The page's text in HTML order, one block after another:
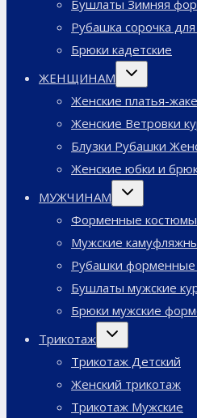
Бушлаты Зимняя
Рубашка сорочка
Брюки кадетские
ЖЕНЩИНАМ
Переключить
дочернее
Женские платья-
Женские Ветровки
Блузки Рубашки
Женские юбки и
МУЖЧИНАМ
Переключить
дочернее
Форменные костюмы
Мужские
Рубашки форменные
Бушлаты мужские
Брюки мужские
Трикотаж
Переключить
дочернее
Трикотаж Детский
Женский трикотаж
Трикотаж Мужские